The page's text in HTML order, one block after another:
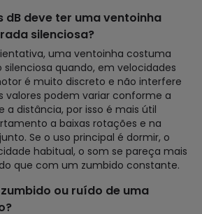
dB deve ter uma ventoinha
silenciosa?
uma ventoinha costuma
quando, em velocidades
é muito discreto e não interfere
valores podem variar conforme a
a distância, por isso é mais útil
a baixas rotações e na
Se o uso principal é dormir, o
habitual, o som se pareça mais
que com um zumbido constante.
ou ruído de uma